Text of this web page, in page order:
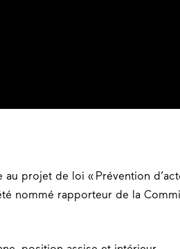
projet de loi « Prévention
nommé rapporteur de la